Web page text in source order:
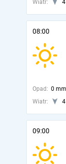
Wiatr:
08:00
Opad: 0 mm
Wiatr:
09:00